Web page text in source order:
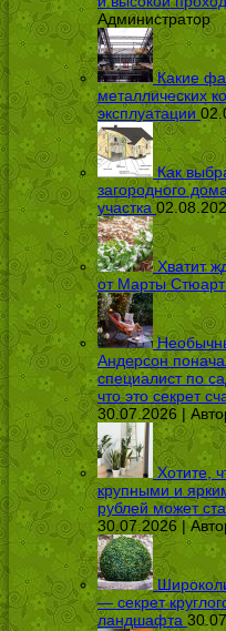
Администратор
Какие
металлических
эксплуатации
Как
загородного
участка
Хватит
от Марты Стюарт
Андерсон
специалист по
что это секрет
30.07.2026 |
Хотите,
крупными и
рублей может
30.07.2026 |
— секрет
ландшафта